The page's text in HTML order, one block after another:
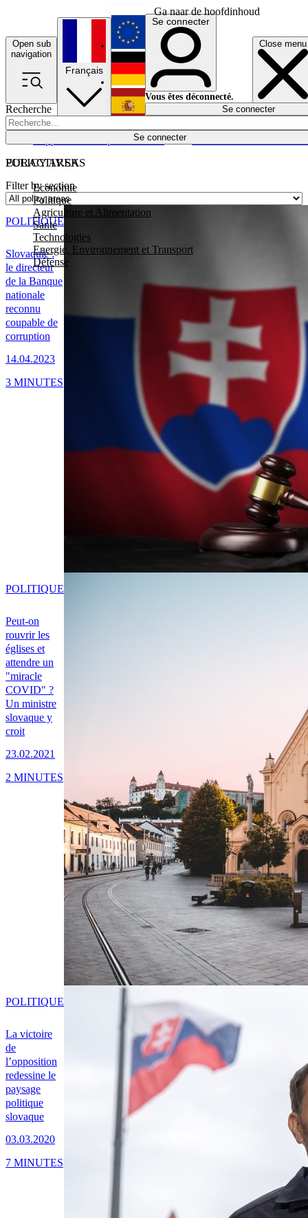
Ga naar de hoofdinhoud
Open sub
navigation
Close menu
Recherche
Se connecter
POLICY AREAS
Economie
Politique
Agriculture et Alimentation
Santé
Technologies
Energie, Environnement et Transport
Défense
Économie
Français
English
Deutsch
Español
Se connecter
Vous êtes déconnecté.
Se connecter
EURACTIV.SK
Filter by section
Slovaquie :
le directeur
de la Banque
nationale
reconnu
coupable de
corruption
14.04.2023
POLITIQUE
3 MINUTES
Peut-on
rouvrir les
églises et
attendre un
"miracle
COVID" ?
Un ministre
slovaque y
croit
23.02.2021
POLITIQUE
2 MINUTES
La victoire
de
l’opposition
redessine le
paysage
politique
slovaque
03.03.2020
POLITIQUE
7 MINUTES